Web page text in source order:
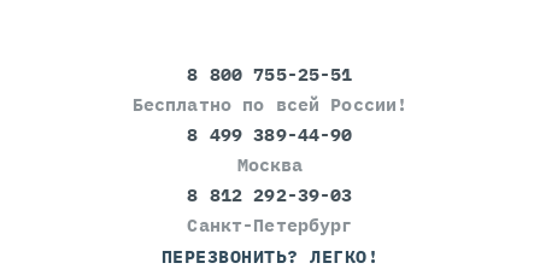
8 800 755-25-51
Бесплатно по всей России!
8 499 389-44-90
Москва
8 812 292-39-03
Санкт-Петербург
ПЕРЕЗВОНИТЬ? ЛЕГКО!